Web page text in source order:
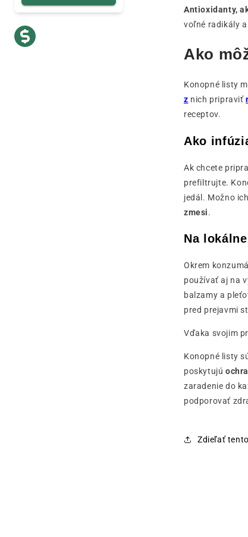
Antioxidanty,
voľné radikály a
Ako
Konopné listy
z nich pripraviť
receptov.
Ako
Ak chcete
prefiltrujte.
jedál. Možno
zmesi.
Na
Okrem
používať aj na
balzamy a
pred prejavmi
Vďaka svojim
Konopné listy
poskytujú
zaradenie do
podporovať
Zdieľať